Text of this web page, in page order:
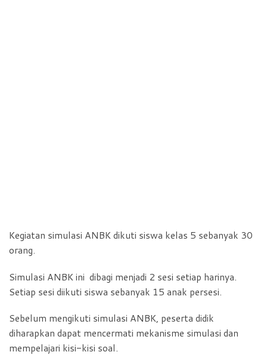
Kegiatan simulasi ANBK dikuti siswa kelas 5 sebanyak 30
orang.
Simulasi ANBK ini dibagi menjadi 2 sesi setiap harinya.
Setiap sesi diikuti siswa sebanyak 15 anak persesi.
Sebelum mengikuti simulasi ANBK, peserta didik
diharapkan dapat mencermati mekanisme simulasi dan
mempelajari kisi-kisi soal.